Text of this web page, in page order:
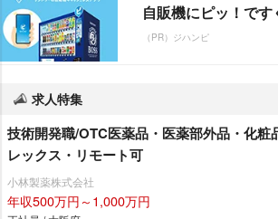
自販機にピッ！です
（PR）ジハンピ
求人特集
技術開発職/OTC医薬品・医薬部外品・化粧
レックス・リモート可
小林製薬株式会社
年収500万円～1,000万円